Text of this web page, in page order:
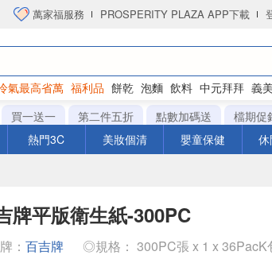
萬家福服務 PROSPERITY PLAZA APP下載
氣最高省萬 福利品 餅乾 泡麵 飲料 中元拜拜 義美
買一送一 第二件五折 點數加碼送 檔期促
熱門3C 美妝個清 嬰童保健
牌平版衛生紙-300PC
： 百吉牌
◎規格： 300PC張 x 1 x 36PacK